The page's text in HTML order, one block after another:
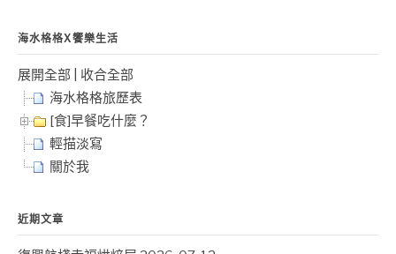
海水格格X饗樂生活
展開全部
收合全部
海水格格旅歷表
[食]早餐吃什麼？
輕描淡寫
關於我
近期文章